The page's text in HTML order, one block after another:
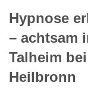
Hypnose
– achtsam
Talheim bei
Heilbronn